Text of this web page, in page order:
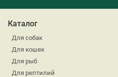
Каталог
Для собак
Для кошек
Для рыб
Для рептилий